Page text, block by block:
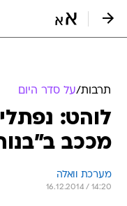
תרבות/על סדר היום
לוהט:
מככב
מערכת וואלה
16.12.2014 / 14:20